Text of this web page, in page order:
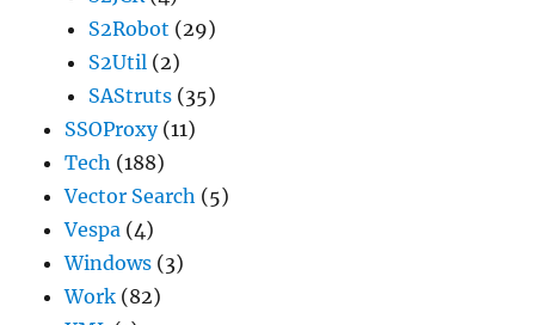
S2Robot (29)
S2Util (2)
SAStruts (35)
SSOProxy(11)
Tech (188)
Vector Search (5)
Vespa (4)
Windows (3)
Work (82)